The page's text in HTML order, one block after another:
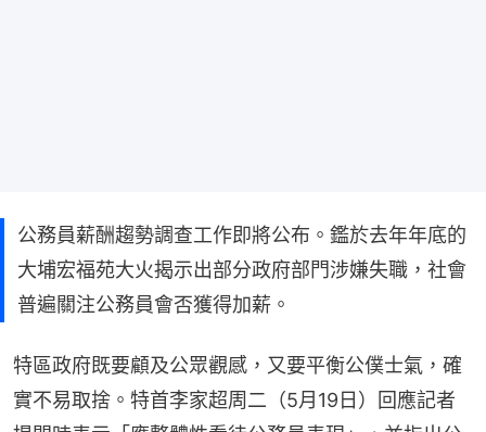
公務員薪酬趨勢調查工作即將公布。鑑於去年年底的
大埔宏福苑大火揭示出部分政府部門涉嫌失職，社會
普遍關注公務員會否獲得加薪。
特區政府既要顧及公眾觀感，又要平衡公僕士氣，確
實不易取捨。特首李家超周二（5月19日）回應記者